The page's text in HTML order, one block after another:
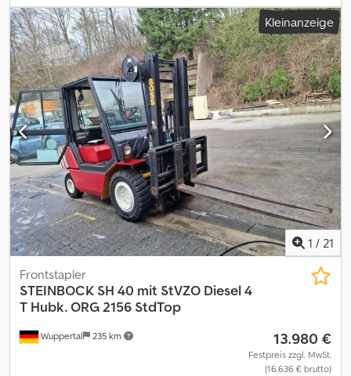
RH 30 D MK IV B-1 Dieselstapler Cjdpfsv Hq N Dsx Abzsrf *
Deutsches Fahrzeug * Mercedes Motor !!!!! * 1987 * Tragfähigkeit
MAX 3000 kg bei 3,50 m höhe * 2340 kg bei 5,50m höhe * Voll
Funktionsfähig * lange Zinken !! * Verladung in/ auf Auflieger
möglich * Paragraph 25
Kleinanzeige
1 / 21
Wuppertal 235 km
Frontstapler
STEINBOCK SH 40 mit StVZO Diesel 4
T Hubk. ORG 2156 StdTop
13.980 €
Festpreis zzgl. MwSt.
(16.636 € brutto)